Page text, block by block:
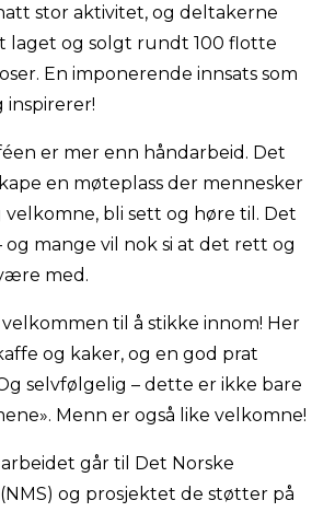
stor aktivitet, og deltakerne
laget og solgt rundt 100 flotte
En imponerende innsats som
inspirerer!
er mer enn håndarbeid. Det
en møteplass der mennesker
velkomne, bli sett og høre til. Det
og mange vil nok si at det rett og
med.
til å stikke innom! Her
og kaker, og en god prat
selvfølgelig – dette er ikke bare
Menn er også like velkomne!
går til Det Norske
(NMS) og prosjektet de støtter på